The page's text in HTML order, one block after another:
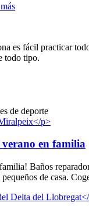
es fácil practicar
todo tipo.
de deporte
en familia
Baños
de casa.